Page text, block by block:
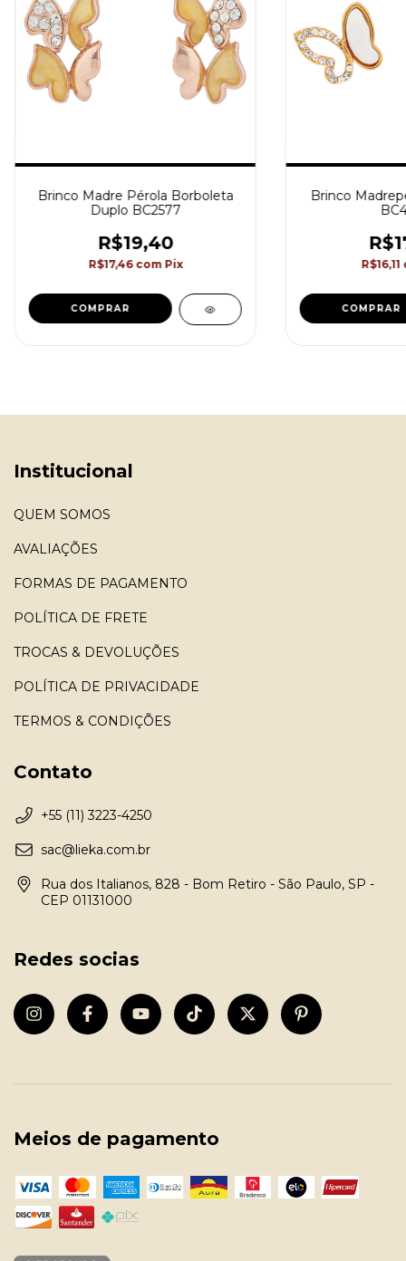
Brinco Madre Pérola Borboleta
Duplo BC2577
R$19,40
R$17,46 com Pix
COMPRAR
Brinco
R$16,11
COMPRAR
Institucional
QUEM SOMOS
AVALIAÇÕES
FORMAS DE PAGAMENTO
POLÍTICA DE FRETE
TROCAS & DEVOLUÇÕES
POLÍTICA DE PRIVACIDADE
TERMOS & CONDIÇÕES
Contato
+55 (11) 3223-4250
sac@lieka.com.br
Rua dos Italianos, 828 - Bom Retiro - São Paulo, SP -
CEP 01131000
Redes socias
Meios de pagamento